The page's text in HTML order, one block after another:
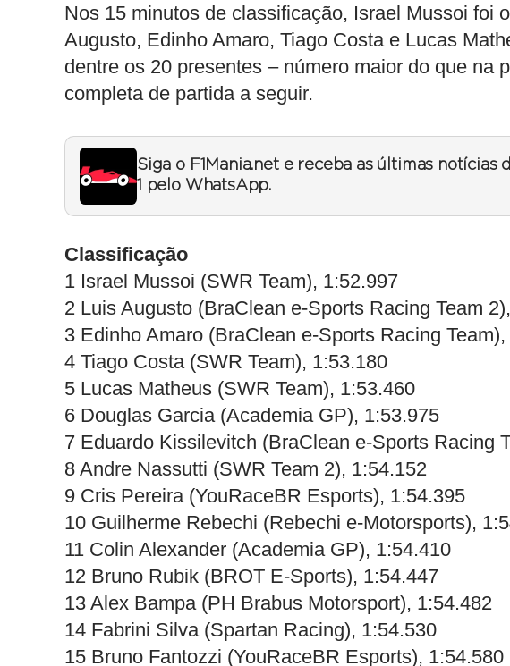
Nos 15 minutos de classificação, Israel Mussoi foi
Augusto, Edinho Amaro, Tiago Costa e Lucas
dentre os 20 presentes – número maior do que na
completa de partida a seguir.
Siga o F1Mania.net e receba as últimas notícias
1 pelo WhatsApp.
Classificação
1 Israel Mussoi (SWR Team), 1:52.997
2 Luis Augusto (BraClean e-Sports Racing Team
3 Edinho Amaro (BraClean e-Sports Racing
4 Tiago Costa (SWR Team), 1:53.180
5 Lucas Matheus (SWR Team), 1:53.460
6 Douglas Garcia (Academia GP), 1:53.975
7 Eduardo Kissilevitch (BraClean e-Sports Racing
8 Andre Nassutti (SWR Team 2), 1:54.152
9 Cris Pereira (YouRaceBR Esports), 1:54.395
10 Guilherme Rebechi (Rebechi e-Motorsports),
11 Colin Alexander (Academia GP), 1:54.410
12 Bruno Rubik (BROT E-Sports), 1:54.447
13 Alex Bampa (PH Brabus Motorsport), 1:54.482
14 Fabrini Silva (Spartan Racing), 1:54.530
15 Bruno Fantozzi (YouRaceBR Esports), 1:54.580